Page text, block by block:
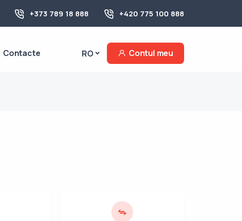
+373 789 18 888 +420 775 100 888
Contacte RO Contul meu